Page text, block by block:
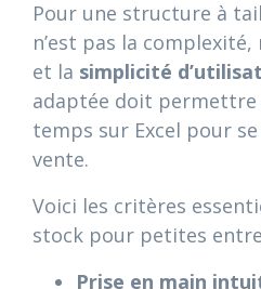
Pour une structure à
n’est pas la complexité,
et la simplicité
adaptée doit permettre
temps sur Excel pour
vente.
Voici les critères
stock pour petites
Prise en main